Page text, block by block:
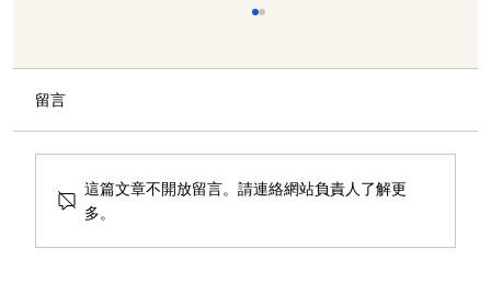
留言
這篇文章不開放留言。請連絡網站負責人了解更
多。